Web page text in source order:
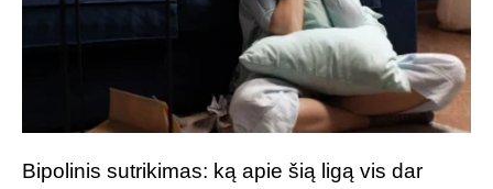
Bipolinis sutrikimas: ką apie šią ligą vis dar